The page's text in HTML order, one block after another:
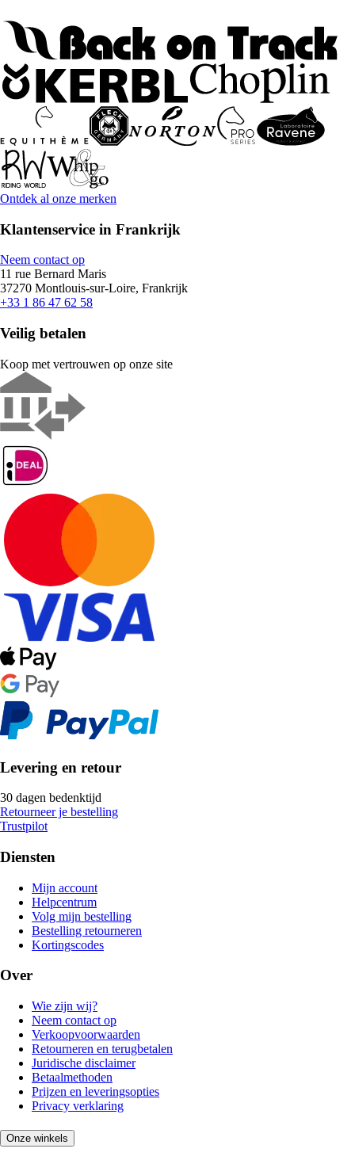
Ontdek al onze merken
Klantenservice in Frankrijk
Neem contact op
11 rue Bernard Maris
37270 Montlouis-sur-Loire, Frankrijk
+33 1 86 47 62 58
Veilig betalen
Koop met vertrouwen op onze site
Levering en retour
30 dagen bedenktijd
Retourneer je bestelling
Trustpilot
Diensten
Mijn account
Helpcentrum
Volg mijn bestelling
Bestelling retourneren
Kortingscodes
Over
Wie zijn wij?
Neem contact op
Verkoopvoorwaarden
Retourneren en terugbetalen
Juridische disclaimer
Betaalmethoden
Prijzen en leveringsopties
Privacy verklaring
Onze winkels